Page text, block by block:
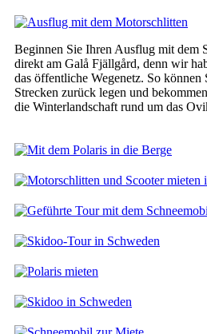
Beginnen Sie Ihren Ausflug mit dem
direkt am Galå Fjällgård, denn wir
das öffentliche Wegenetz. So können
Strecken zurück legen und
die Winterlandschaft rund um das